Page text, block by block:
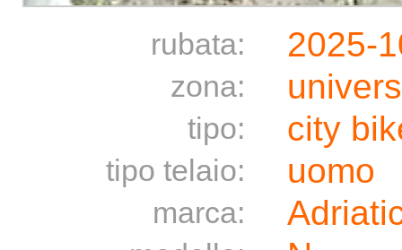
rubata: 2025-
zona:
tipo: city
tipo telaio: uomo
marca: